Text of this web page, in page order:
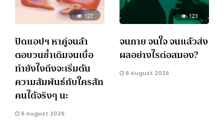
127
ปัดแอปฯ หาคู่จนล้า
ตอบวนซ้ำเดิมจนเบื่อ
ทำยังไงถึงจะเริ่มต้น
ความสัมพันธ์กับใครสัก
คนได้จริงๆ นะ
6 August 2026
123
จนกาย จนใจ จนแล้วส่ง
ผลอย่างไรต่อสมอง?
6 August 2026